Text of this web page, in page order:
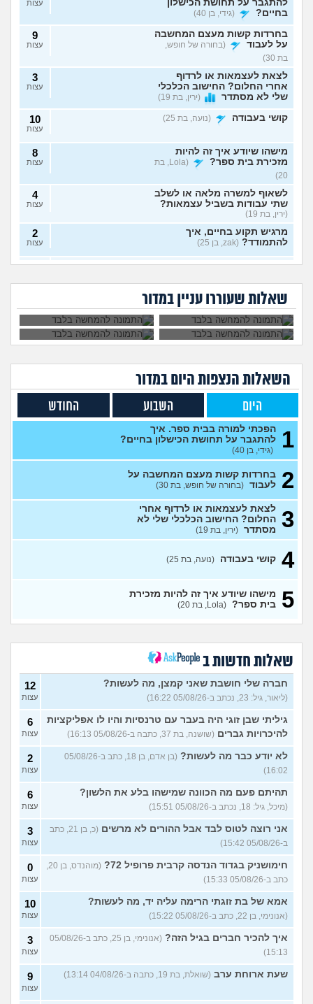
להתגבר על תחושת הכישלון
בחיים?
(גידי, בן 40)
עצות
בחרדות קשות מעצם המחשבה
על לעבוד
(בחורה של חופש,
בת 30)
9
עצות
לצאת לעצמאות או לרדוף
אחרי החלום? החישוב הכלכלי
שלי לא מסתדר
(ירין, בת 19)
3
עצות
קושי בעבודה (נועה, בת 25) 10
עצות
מישהו שיודע איך זה להיות
מזכירת בית ספר?
(Lola, בת
20)
8
עצות
לשאוף למשרה מלאה או לשלב
שתי עבודות בשביל עצמאות?
(ירין, בת 19)
4
עצות
מרגיש תקוע בחיים, איך
להתמודד? (zak, בן 25)
2
עצות
איך לעשות כסף מתמונות של
בלי שיגלו אותי?
(אליס, בת
20)
7
ניסיתי כמעט הכול בקשר
לעבודה סלאש לימודים
מרגישה שאין עתיד (אנונימית, בת
עצות
הכשרה מעשית לעבודה
סוציאלית בביטוח לאומי
(סטודנט, בן 24)
האם ניתן להצליח כנטורופטית
עצמאית? (מישהי, בת 33) עצות
עבודה בתור מוקדנית לזימון
תורים בבלינסון. כדאי?
23)
מכינה טכנולוגית להנדסאים
(מילואים, בן 27)
עבודה בתור מוקדנית לזימון
תורים בבלינסון, כדאי? (דוי, בת
בת 26 מרגישה אבודה
26)
(מתעניינת, בת 25)
במה לעבוד? (אנונימי, בן 17)
שחוק עד דמעות מעבודה
זמנית: האם לחתום אבטלה
ולהשקיע בהייטק או למצוא
עבודה אחרת?
(סטודנט, בן 22)
3
עצות
איך מוצאים עבודה בעיר שלי?
(אסי, בן 38)
5
עצות
האם כדאי עגלות באמריקה/
קוסמטיקה?
(אנגל, בת 22)
3
עצות
מסיימת תואר במדמח ולא
יודעת לאן להמשיך מפה
בת 23)
3
עצות
שאלות על המקצוע של הנהלת
חשבונות (מישהי, בת 30)
5
עצות
איך לשפר את הנושא
התעסוקתי? (אנונימית, בת 27)
4
עצות
איך להבין מה הכיוון שלי?
(אנונימית, בת 21)
4
עצות
עוד שאלות חדשות במדור
שאלות שעוררו עניין במדור
יכולים לפטר אותי כי
בקפה לאחד
העובדים?
הגשתי ציפיית שכר
לי יותר ניסיון, למה
הוא מקבל שכר גבוה
יותר?
אני מעצבת גרפית,
האם AI באמת יקח לי
את העבודה בסוף?
ללכת להפגין? זה
בעתיד?
השאלות הנצפות היוםבמדור
היום השבוע החודש
1
הפכתי למורה בבית ספר. איך
להתגבר על תחושת הכישלון בחיים?
(גידי, בן 40)
2 בחרדות קשות מעצם המחשבה על
לעבוד (בחורה של חופש, בת 30)
3 לצאת לעצמאות או לרדוף אחרי
החלום? החישוב הכלכלי שלי לא
מסתדר (ירין, בת 19)
4 קושי בעבודה (נועה, בת 25)
5
מישהו שיודע איך זה להיות מזכירת
בית ספר? (Lola, בת 20)
שאלות חדשות ב
חברה שלי חושבת שאני קמצן, מה לעשות?
(ליאור, גיל: 23, נכתב ב-05/08/26 16:22)
12
עצות
גיליתי שבן זוגי היה בעבר עם טרנסיות והיו לו אפליקציות
להיכרויות גברים (שושנה, בת 37, כתבה ב-05/08/26 16:13)
6
עצות
לא יודע כבר מה לעשות?
(בן אדם, בן 18, כתב ב-05/08/26
16:02)
2
עצות
תהיתם פעם מה הכוונה שמישהו בלע את הלשון?
(מיכל, גיל: 18, נכתב ב-05/08/26 15:51)
6
עצות
אני רוצה לטוס לבד אבל ההורים לא מרשים
(כ, בן 21, כתב
ב-05/08/26 15:42)
3
עצות
חימושניק בגדוד הנדסה קרבית פרופיל 72?
(מוהנדס, בן 20,
כתב ב-05/08/26 15:33)
0
עצות
אמא של בת זוגתי הרימה עליה יד, מה לעשות?
(אנונימי, בן 22, כתב ב-05/08/26 15:22)
10
עצות
איך להכיר חברים בגיל הזה?
(אנונימי, בן 25, כתב ב-05/08/26
15:13)
3
עצות
שעת ארוחת ערב (שואלת, בת 19, כתבה ב-04/08/26 13:14) 9
עצות